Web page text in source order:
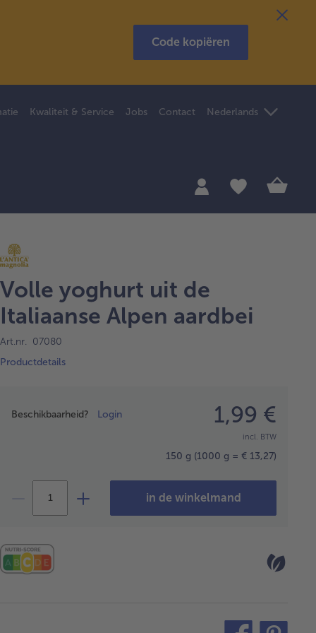
Code kopiëren
Kwaliteit & Service Jobs Contact Nederlands
Volle yoghurt uit de
Italiaanse Alpen aardbei
Art.nr. 07080
Productdetails
Beschikbaarheid? Login 1,99 €
incl. BTW
150 g (1000 g = € 13,27)
in de winkelmand
teilen